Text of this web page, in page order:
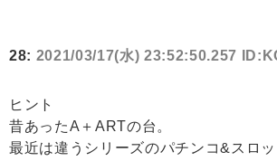
28: 2021/03/17(水) 23:52:50.257
ヒント
昔あったA＋ARTの台。
最近は違うシリーズのパチンコ&スロ